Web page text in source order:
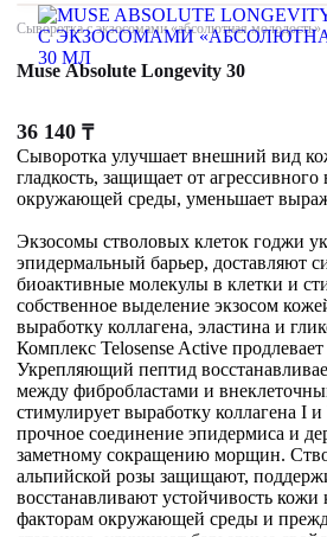
Сыворотка с экзосомами «абсолютная
Muse Absolute Longevity 30
36 140 ₸
Сыворотка улучшает внешний вид
гладкость, защищает от агрессивного
окружающей среды, уменьшает
Экзосомы стволовых клеток годжи
эпидермальный барьер, доставляют
биоактивные молекулы в клетки и
собственное выделение экзосом
выработку коллагена, эластина и
Комплекс Telosense Active
Укрепляющий пептид
между фибробластами и
стимулирует выработку коллагена I
прочное соединение эпидермиса и
заметному сокращению морщин.
альпийской розы защищают,
восстанавливают устойчивость кожи
факторам окружающей среды и